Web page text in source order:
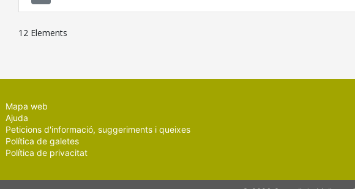
12 Elements
Mapa web
Ajuda
Peticions d'informació, suggeriments i queixes
Política de galetes
Política de privacitat